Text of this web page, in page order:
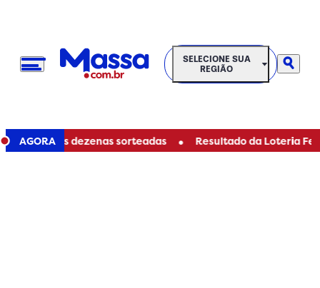
SELECIONE SUA REGIÃO
SELECIONE SUA
REGIÃO
AGORA
as dezenas sorteadas • Resultado da Loteria Federal